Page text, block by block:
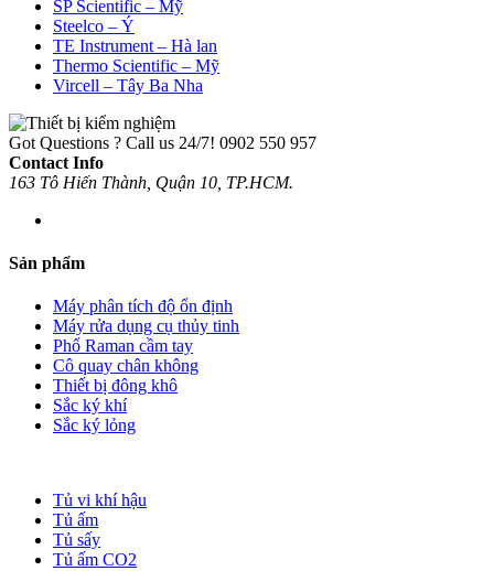
SP Scientific – Mỹ
Steelco – Ý
TE Instrument – Hà lan
Thermo Scientific – Mỹ
Vircell – Tây Ba Nha
Got Questions ? Call us 24/7! 0902 550 957
Contact Info
163 Tô Hiến Thành, Quận 10, TP.HCM.
Sản phẩm
Máy phân tích độ ổn định
Máy rửa dụng cụ thủy tinh
Phổ Raman cầm tay
Cô quay chân không
Thiết bị đông khô
Sắc ký khí
Sắc ký lỏng
Tủ vi khí hậu
Tủ ấm
Tủ sấy
Tủ ấm CO2